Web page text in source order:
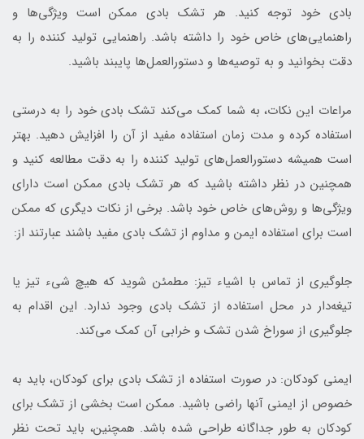
بادی خود توجه کنید. هر تشک بادی ممکن است ویژگی‌ها و
راهنمایی‌های خاص خود را داشته باشد. راهنمایی تولید کننده را به
دقت بخوانید و به توصیه‌ها و دستورالعمل‌ها پایبند باشید.
مراعات این نکات، به شما کمک می‌کند تشک بادی خود را به درستی
استفاده کرده و مدت زمان استفاده مفید از آن را افزایش دهید. بهتر
است همیشه دستورالعمل‌های تولید کننده را به دقت مطالعه کنید و
همچنین در نظر داشته باشید که هر تشک بادی ممکن است دارای
ویژگی‌ها و روش‌های خاص خود باشد. برخی از نکات دیگری که ممکن
است برای استفاده ایمن و مداوم از تشک بادی مفید باشند عبارتند از:
جلوگیری از تماس با اشیاء تیز: مطمئن شوید که هیچ شیء تیز یا
تیغه‌دار در محل استفاده از تشک بادی وجود ندارد. این اقدام به
جلوگیری از سوراخ شدن تشک و خرابی آن کمک می‌کند.
ایمنی کودکان: در صورت استفاده از تشک بادی برای کودکان، باید به
خصوص از ایمنی آنها راضی باشید. ممکن است بخشی از تشک برای
کودکان به طور جداگانه طراحی شده باشد. همچنین، باید تحت نظر